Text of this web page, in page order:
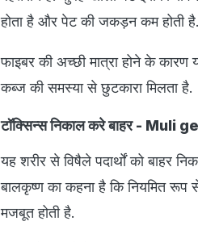
होता है और पेट की जकड़न कम होती है.
फाइबर की अच्छी मात्रा होने के
कब्ज की समस्या से छुटकारा मिलता है.
टॉक्सिन्स निकाल करे बाहर -
यह शरीर से विषैले पदार्थों को बाहर
बालकृष्ण का कहना है कि नियमित
मजबूत होती है.